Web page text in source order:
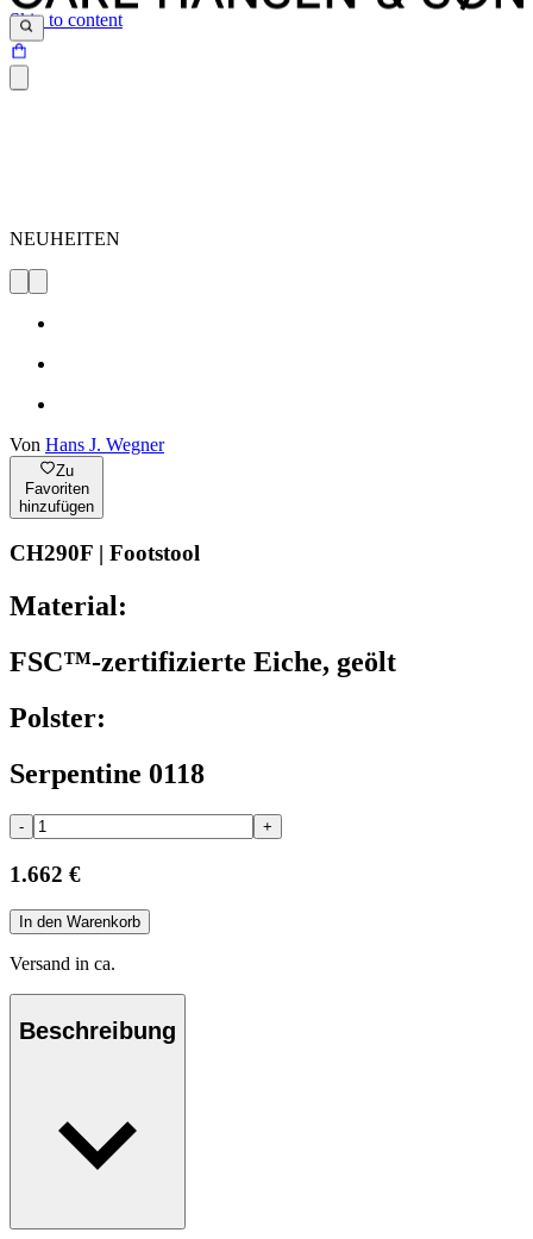
Skip to content
NEUHEITEN
Von Hans J. Wegner
Zu
Favoriten
hinzufügen
CH290F | Footstool
Material:
FSC™-zertifizierte Eiche, geölt
Polster:
Serpentine 0118
- +
1.662 €
In den Warenkorb
Versand in ca.
Beschreibung